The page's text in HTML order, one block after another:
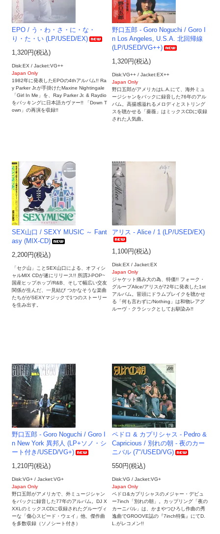
EPO / う・わ・さ・に・な・
り・た・い (LP/USED/EX)
1,320円(税込)
Disk:EX / Jacket:VG++
Japan Only
1982年に発表したEPOの4thアルバム!! Ra
y Parker Jr.が手掛けたMaxine Nightingale
「Girl In Me」を、Ray Parker Jr. & Raydio
をバッキングに日本語カヴァー!! 「Down T
own」の再演を収録!!
野口五郎 - Goro Noguchi / Goro I
n Los Angeles, U.S.A. 北回帰線
(LP/USED/VG++)
1,320円(税込)
Disk:VG++ / Jacket:EX++
Japan Only
野口五郎がアメリカはL.A.にて、海外ミュ
ージシャンをバックに録音した76年のアル
バム。高揚感溢れるメロディとストリング
スを聴かせる「薔薇」はミックスCDに収録
された人気曲。
SEX山口 / SEXY MUSIC ～ Fant
asy (MIX-CD)
2,200円(税込)
「セク山」ことSEX山口による、オフィシ
ャルMIX CDが遂にリリース!! 所謂J-POP~
国産ヒップホップ/R&B、そして幅広い交友
関係が生んだ、一見結び つかなそうな楽曲
たちががSEXYマジックで1つのストーリー
を生み出す。
アリス - Alice / 1 (LP/USED/EX)
1,100円(税込)
Disk:EX / Jacket:EX
Japan Only
ジャケット痛み大の為、特価!! フォーク・
グループAlice/アリスが72年に発表した1st
アルバム。冒頭にドラムブレイクを聴かせ
る「何も言わずに/Nothing」は和物レアグ
ルーヴ・クラシックとしてお馴染み!!
野口五郎 - Goro Noguchi / Goro I
n New York 異邦人 (LP+ソノ・シ
ート付き/USED/VG+)
1,210円(税込)
Disk:VG+ / Jacket:VG+
Japan Only
野口五郎がアメリカで、外ミュージシャン
をバックに録音した77年のアルバム。DJ X
XXLのミックスCDに収録されたグルーヴィ
ーな「傷心スピード・ウェイ」他、傑作曲
を多数収録（ソノシート付き）
ペドロ & カプリシャス - Pedro &
Capricious / 別れの朝 - 夜のカー
ニバル (7"/USED/VG)
550円(税込)
Disk:VG / Jacket:VG+
Japan Only
ペドロ&カプリシャスのメジャー・デビュ
ー7inch「別れの朝」。カップリング「夜の
カーニバル」は、かまやつひろし作曲の秀
逸曲でGROOVE誌の『7inch特集』にてD.
L.がレコメン!!